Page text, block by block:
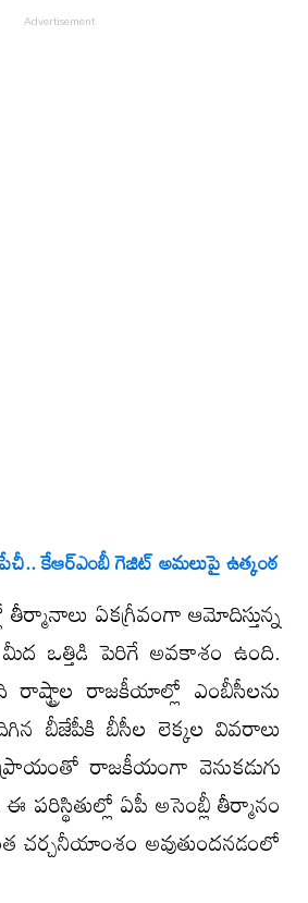
కేఆర్‌ఎంబీ గెజిట్‌ అమలుపై ఉత్కంఠ
తీర్మానాలు ఏకగ్రీవంగా ఆమోదిస్తున్న
ఒత్తిడి పెరిగే అవకాశం ఉంది.
రాజకీయాల్లో ఎంబీసీలను
బీజేపీకి బీసీల లెక్కల వివరాలు
రాజకీయంగా వెనుకడుగు
ఈ పరిస్థితుల్లో ఏపీ అసెంబ్లీ తీర్మానం
చర్చనీయాంశం అవుతుందనడంలో